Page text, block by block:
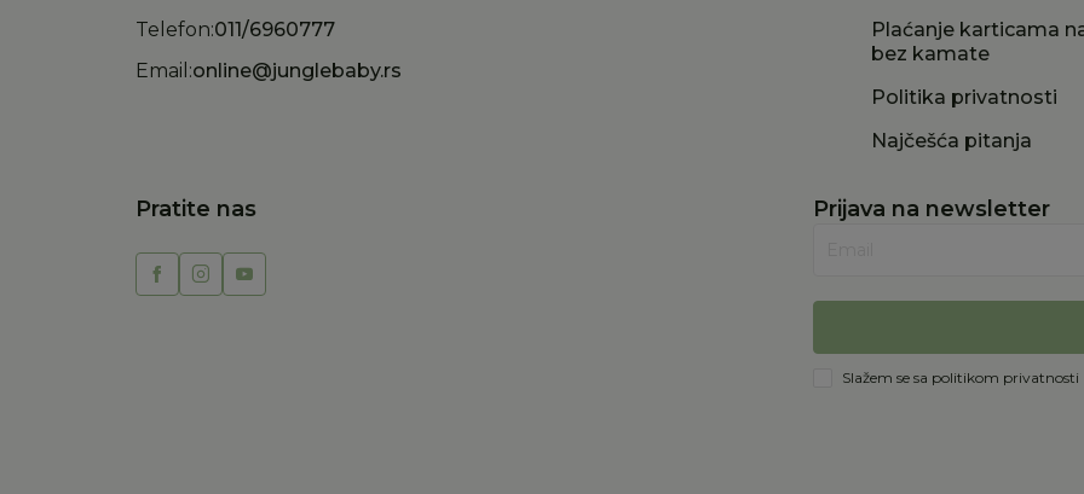
Telefon:011/6960777
Email:online@junglebaby.rs
Plaćanje karticama
bez kamate
Politika privatnosti
Najčešća pitanja
Pratite nas Prijava na newsletter
Slažem se sa politikom privatnosti